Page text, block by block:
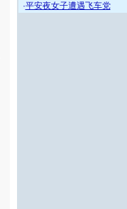
·平安夜女子遭遇飞车党